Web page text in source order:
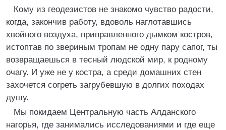
Кому из геодезистов не знакомо чувство радости,
когда, закончив работу, вдоволь наглотавшись
хвойного воздуха, приправленного дымком костров,
истоптав по звериным тропам не одну пару сапог, ты
возвращаешься в тесный людской мир, к родному
очагу. И уже не у костра, а среди домашних стен
захочется согреть загрубевшую в долгих походах
душу.
Мы покидаем Центральную часть Алданского
нагорья, где занимались исследованиями и где еще